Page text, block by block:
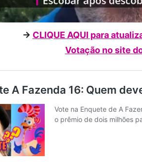
-> CLIQUE AQUI para
Votação no site